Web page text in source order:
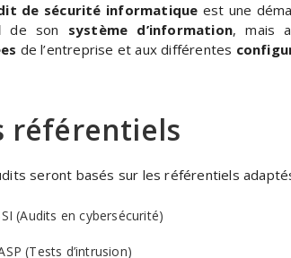
de sécurité informatique est une
de son système d’information, mais
de l’entreprise et aux différentes
référentiels
seront basés sur les référentiels
(Audits en cybersécurité)
(Tests d’intrusion)